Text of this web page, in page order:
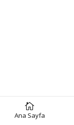
Ana Sayfa